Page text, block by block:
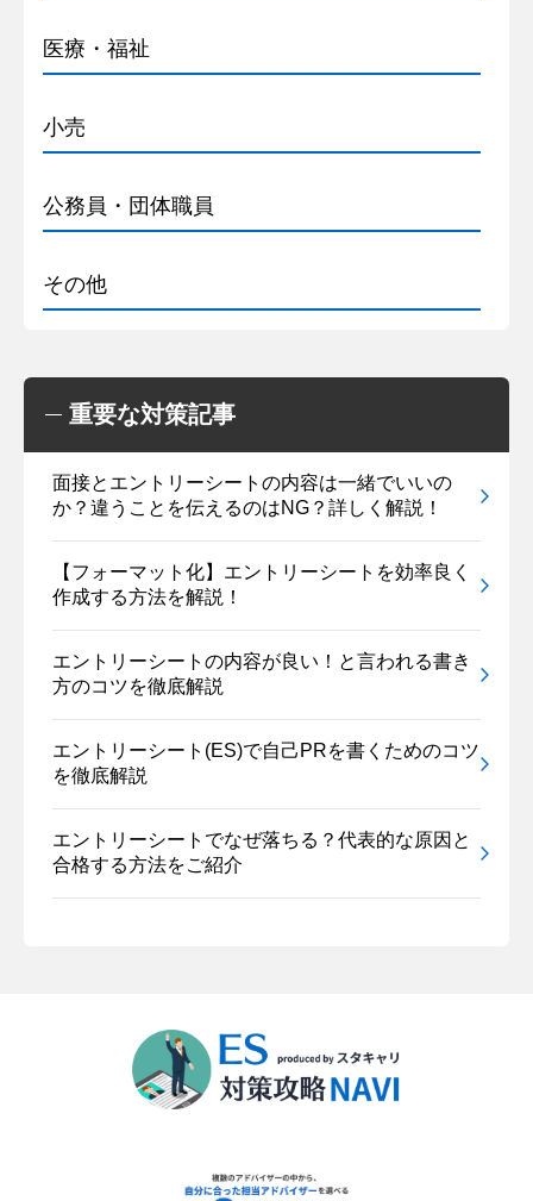
医療・福祉
小売
公務員・団体職員
その他
重要な対策記事
面接とエントリーシートの内容は一緒でいいの
か？違うことを伝えるのはNG？詳しく解説！
【フォーマット化】エントリーシートを効率良く
作成する方法を解説！
エントリーシートの内容が良い！と言われる書き
方のコツを徹底解説
エントリーシート(ES)で自己PRを書くためのコツ
を徹底解説
エントリーシートでなぜ落ちる？代表的な原因と
合格する方法をご紹介